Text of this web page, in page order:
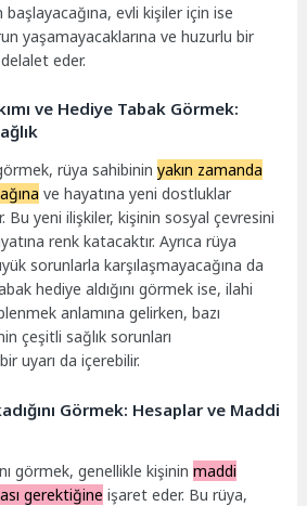
başlayacağına, evli kişiler için ise
yaşamayacaklarına ve huzurlu bir
eder.
ve Hediye Tabak Görmek:
rüya sahibininyakın zamanda
ve hayatına yeni dostluklar
Bu yeni ilişkiler, kişinin sosyal çevresini
renk katacaktır. Ayrıca rüya
sorunlarla karşılaşmayacağına da
hediye aldığını görmek ise, ilahi
anlamına gelirken, bazı
çeşitli sağlık sorunları
uyarı da içerebilir.
Görmek: Hesaplar ve Maddi
görmek, genellikle kişininmaddi
gerektiğine işaret eder. Bu rüya,